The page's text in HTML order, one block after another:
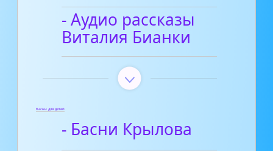
- Аудио рассказы
Виталия Бианки
Басни для детей
- Басни Крылова